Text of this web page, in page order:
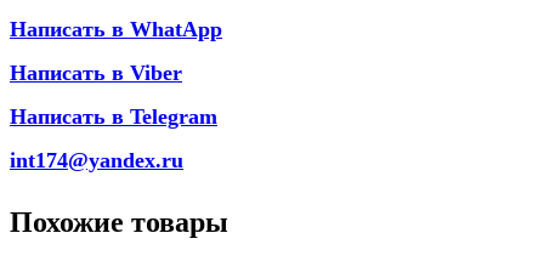
Написать в WhatApp
Написать в Viber
Написать в Telegram
int174@yandex.ru
Похожие товары